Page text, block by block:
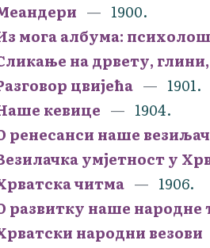
1900.
могa албума:
на дрвету,
цвијећа
1901.
кевице
1904.
ренесанси наше
умјетност у
читма
1906.
развитку наше народне
народни везови